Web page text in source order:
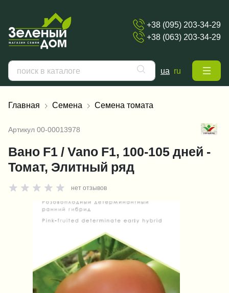
+38 (095) 203-34-29
+38 (063) 203-34-29
ua ru
Главная Семена Семена томата
Артикул 00-00013978
Вано F1 / Vano F1, 100-105 дней -
Томат, Элитный ряд
нет отзывов